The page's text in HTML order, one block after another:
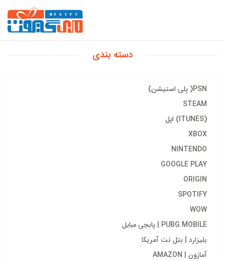
دسته بندی
PSN( پلی استیشن)
STEAM
(ITUNES) اپل
XBOX
NINTENDO
GOOGLE PLAY
ORIGIN
SPOTIFY
WOW
PUBG MOBILE | پابجی مبایل
بلیزارد | بتل نت آمریکا
آمازون | AMAZON